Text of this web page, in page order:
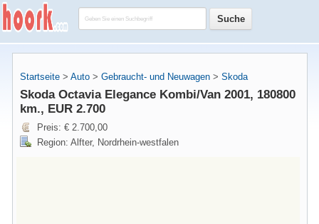
Startseite > Auto > Gebraucht- und Neuwagen > Skoda
Skoda Octavia Elegance Kombi/Van 2001, 180800
km., EUR 2.700
Preis: € 2.700,00
Region: Alfter, Nordrhein-westfalen